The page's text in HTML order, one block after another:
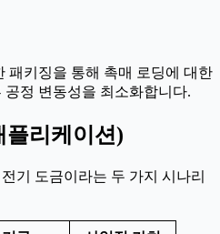
패키징을 통해 촉매 로딩에 대한
정 변동성을 최소화합니다.
플리케이션)
기 도금이라는 두 가지 시나리